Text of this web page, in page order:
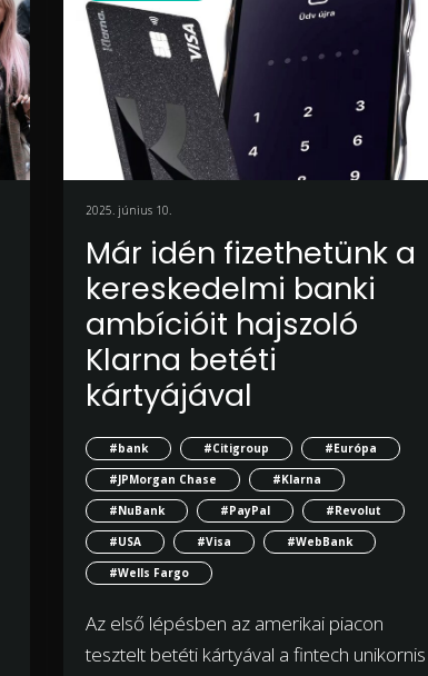
2025. június 10.
Már idén fizethetünk a
kereskedelmi banki
ambícióit hajszoló
Klarna betéti
kártyájával
#bank #Citigroup
#Európa
#JPMorgan Chase
#Klarna
#NuBank
#PayPal
#Revolut
#USA
#Visa
#WebBank
#Wells Fargo
Az első lépésben az amerikai piacon
tesztelt betéti kártyával a fintech unikornis